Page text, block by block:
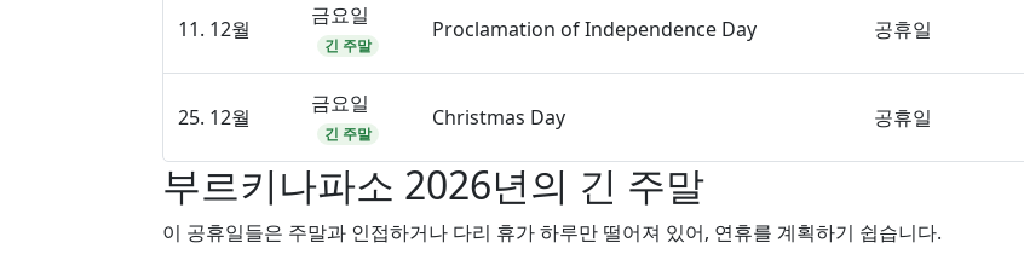
11. 12월
금요일
긴 주말
Proclamation of Independence Day 공휴일
25. 12월
금요일
긴 주말
Christmas Day 공휴일
부르키나파소 2026년의 긴 주말
이 공휴일들은 주말과 인접하거나 다리 휴가 하루만 떨어져 있어, 연휴를 계획하기 쉽습니다.